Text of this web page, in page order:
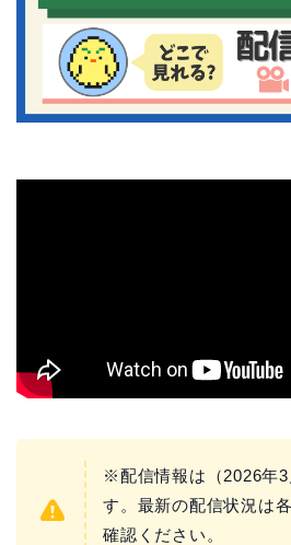
※配信情報は（2026年
す。最新の配信状況は
確認ください。